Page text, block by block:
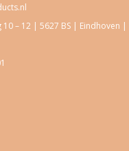
10 – 12 | 5627 BS | Eindhoven